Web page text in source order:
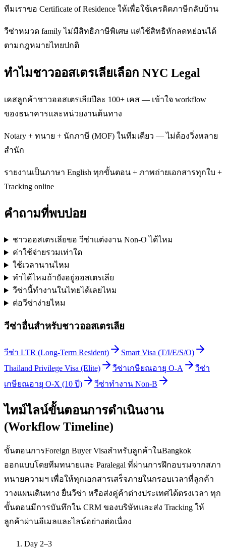
ทีมเราขอ Certificate of Residence ให้เพื่อใช้เครดิตภาษีกลับบ้าน
วีซ่าหมวด family ไม่มีสิทธิภาษีพิเศษ แต่ใช้สิทธิหักลดหย่อนได้
ตามกฎหมายไทยปกติ
ทำไมชาวออสเตรเลียเลือก NYC Legal
เคสลูกค้าชาวออสเตรเลียปีละ 100+ เคส — เข้าใจ workflow
ของธนาคารและหน่วยงานต้นทาง
Notary + ทนาย + นักภาษี (MOF) ในทีมเดียว — ไม่ต้องวิ่งหลาย
สำนัก
รายงานเป็นภาษา English ทุกขั้นตอน + ภาพถ่ายเอกสารทุกใบ +
Tracking online
คำถามที่พบบ่อย
ชาวออสเตรเลียขอ วีซ่าแต่งงาน Non-O ได้ไหม
ค่าใช้จ่ายรวมเท่าใด
ใช้เวลานานไหม
ทำได้ไหมถ้ายังอยู่ออสเตรเลีย
วีซ่านี้ทำงานในไทยได้เลยไหม
ต่อวีซ่าง่ายไหม
วีซ่าอื่นสำหรับชาวออสเตรเลีย
วีซ่า LTR (Long-Term Resident)
Smart Visa (T/I/E/S/O)
Thailand Privilege Visa (Elite)
วีซ่าเกษียณอายุ O-A
วีซ่า
เกษียณอายุ O-X (10 ปี)
วีซ่าทำงาน Non-B
ไทม์ไลน์ขั้นตอนการดำเนินงาน
(Workflow Timeline)
ขั้นตอนการForeign Buyer Visaสำหรับลูกค้าในBangkok
ออกแบบโดยทีมทนายและ Paralegal ที่ผ่านการฝึกอบรมจากสภา
ทนายความฯ เพื่อให้ทุกเอกสารเสร็จภายในกรอบเวลาที่ลูกค้า
วางแผนเดินทาง ยื่นวีซ่า หรือส่งคู่ค้าต่างประเทศได้ตรงเวลา ทุก
ขั้นตอนมีการบันทึกใน CRM ของบริษัทและส่ง Tracking ให้
ลูกค้าผ่านอีเมลและไลน์อย่างต่อเนื่อง
Day 2–3